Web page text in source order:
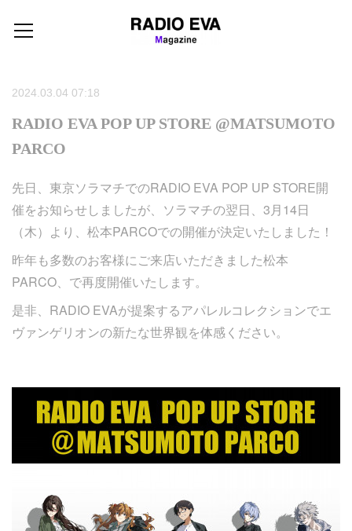
2024.03.04 07:18
RADIO EVA POP UP STORE @MATSUMOTO
PARCO
先日、東京ソラマチでのRADIO EVA POP UP STORE開
催をお知らせしましたが、ソラマチの翌日、3月14日
（木）より、松本PARCOでの開催が決定いたしました！
昨年も多数のお客様にご来店いただきました松本
PARCO、で再度開催いたします。
是非、RADIO EVAが提案するアパレルコレクションでエ
ヴァンゲリオンの新たな世界観を体感ください。